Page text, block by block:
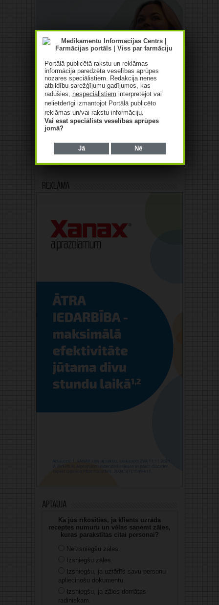
Reklāma
Aptauja
Kā jūs rīkosities, ja klients uzrāda
receptes numuru un vēlas saņemt zāles,
kuras parakstītas citai personai?
Neizsniegšu zāles.
Izsniegšu zāles.
Izsniegšu, ja uzrādīs savu personu
apliecinošu dokumentu.
Izsniegšu, ja zāles domātas
radiniekam.
Portālā publicētā rakstu un reklāmas
informācija paredzēta veselības aprūpes
nozares speciālistiem. Redakcija nenes
atbildību sarežģījumu gadījumos, kas
radušies, nespeciālistiem interpretējot vai
nelietderīgi izmantojot Portālā publicēto
reklāmas un/vai rakstu informāciju.
Vai esat speciālists veselības aprūpes
jomā?
Jā Nē